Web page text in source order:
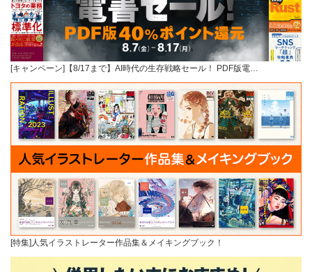
[キャンペーン]【8/17まで】AI時代の生存戦略セール！ PDF版電…
[特集]人気イラストレーター作品集＆メイキングブック！